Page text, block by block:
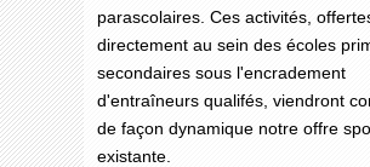
parascolaires. Ces activités,
directement au sein des écoles
secondaires sous l'encradement
d'entraîneurs qualifés, viendront
de façon dynamique notre offre
existante.